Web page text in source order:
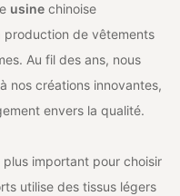
usine chinoise
production de vêtements
Au fil des ans, nous
nos créations innovantes,
envers la qualité.
important pour choisir
utilise des tissus légers